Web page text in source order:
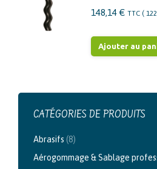
148,14 € TTC (
Ajouter au
CATÉGORIES DE PRODUITS
Abrasifs (8)
Aérogommage & Sablage